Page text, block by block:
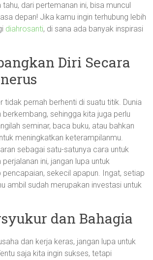
dari pertemanan ini, bisa muncul
depan! Jika kamu ingin terhubung lebih
diahrosanti, di sana ada banyak inspirasi
Diri Secara
tidak pernah berhenti di suatu titik. Dunia
berkembang, sehingga kita juga perlu
seminar, baca buku, atau bahkan
meningkatkan keterampilanmu.
sebagai satu-satunya cara untuk
ini, jangan lupa untuk
sekecil apapun. Ingat, setiap
ambil sudah merupakan investasi untuk
dan Bahagia
dan kerja keras, jangan lupa untuk
saja kita ingin sukses, tetapi